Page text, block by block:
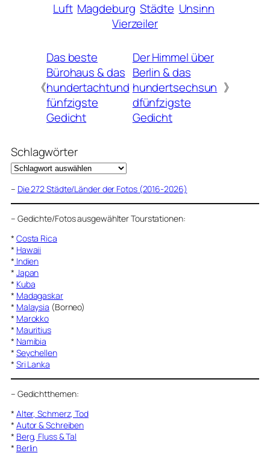
Luft Magdeburg Städte Unsinn
Vierzeiler
《
Das beste
Bürohaus & das
hundertachtund
fünfzigste
Gedicht
Der Himmel über
Berlin & das
hundertsechsun
dfünfzigste
Gedicht
》
Schlagwörter
– Die 272 Städte/Länder der Fotos (2016-2026)
– Gedichte/Fotos ausgewählter Tourstationen:
* Costa Rica
* Hawaii
* Indien
* Japan
* Kuba
* Madagaskar
* Malaysia (Borneo)
* Marokko
* Mauritius
* Namibia
* Seychellen
* Sri Lanka
– Gedichtthemen:
* Alter, Schmerz, Tod
* Autor & Schreiben
* Berg, Fluss & Tal
* Berlin